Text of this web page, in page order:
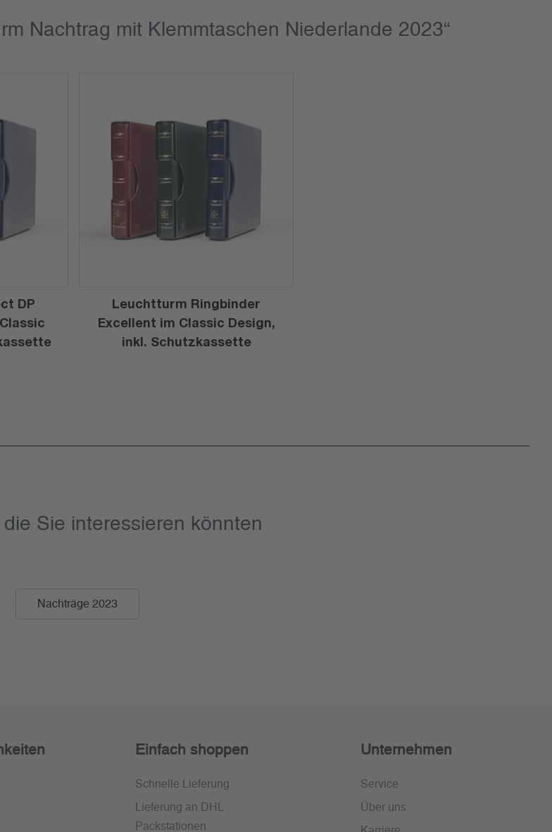
Nachtrag mit Klemmtaschen Niederlande 2023“
DP
Leuchtturm Ringbinder
Excellent im Classic Design,
inkl. Schutzkassette
die Sie interessieren könnten
Nachträge 2023
Einfach shoppen
Schnelle Lieferung
Lieferung an DHL
Packstationen
Unternehmen
Service
Über uns